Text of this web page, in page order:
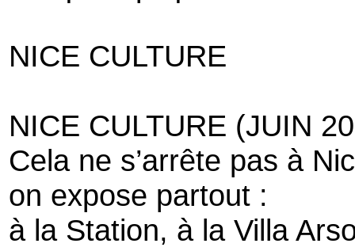
NICE CULTURE
NICE CULTURE (JUIN
Cela ne s’arrête pas à
on expose partout :
à la Station, à la Villa